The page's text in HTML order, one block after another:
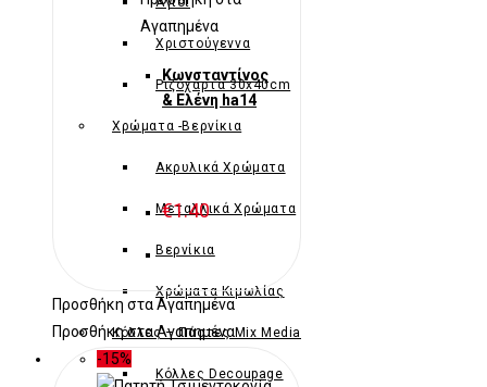
Χριστούγεννα
Ριζόχαρτα 30x40cm
Χρώματα -Βερνίκια
Ακρυλικά Χρώματα
Μεταλλικά Χρώματα
Βερνίκια
Χρώματα Κιμωλίας
Κόλλες – Πάστες Mix Media
Κόλλες Decoupage
Αγαπημένα
Κωνσταντίνος
& Ελένη ha14
€1.40
Προσθήκη στα Αγαπημένα
Προσθήκη στα Αγαπημένα
-15%